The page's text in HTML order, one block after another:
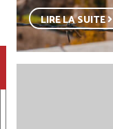
LIRE LA SUITE